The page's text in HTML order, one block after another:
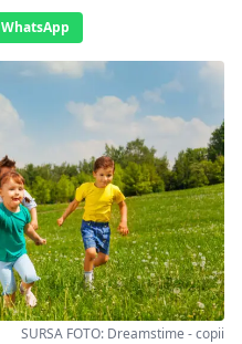
WhatsApp
SURSA FOTO: Dreamstime - copii